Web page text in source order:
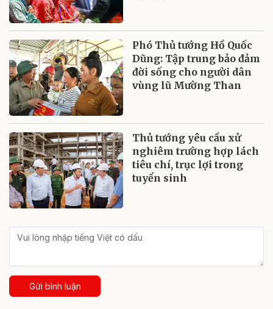
Phó Thủ tướng Hồ Quốc
Dũng: Tập trung bảo đảm
đời sống cho người dân
vùng lũ Mường Than
Thủ tướng yêu cầu xử
nghiêm trường hợp lách
tiêu chí, trục lợi trong
tuyển sinh
Gửi bình luận